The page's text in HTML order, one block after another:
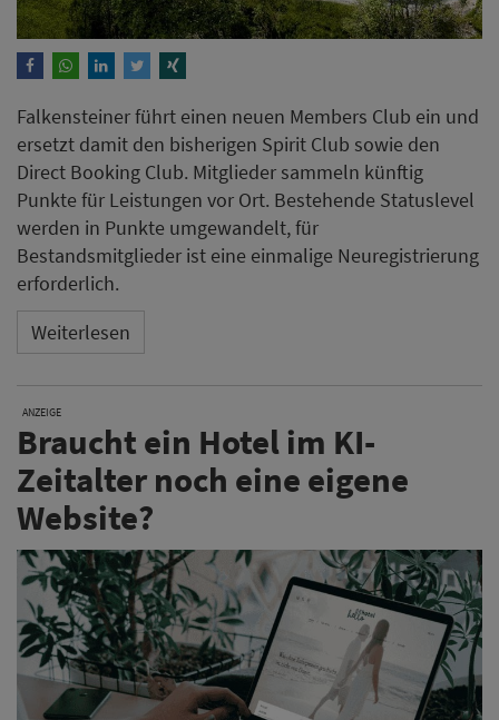
Falkensteiner führt einen neuen Members Club ein und
ersetzt damit den bisherigen Spirit Club sowie den
Direct Booking Club. Mitglieder sammeln künftig
Punkte für Leistungen vor Ort. Bestehende Statuslevel
werden in Punkte umgewandelt, für
Bestandsmitglieder ist eine einmalige Neuregistrierung
erforderlich.
Weiterlesen
ANZEIGE
Braucht ein Hotel im KI-
Zeitalter noch eine eigene
Website?